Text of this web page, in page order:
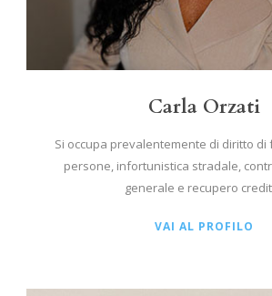
Carla Orzati
Si occupa prevalentemente di diritto di
persone, infortunistica stradale,
generale e recupero
VAI AL PROFILO